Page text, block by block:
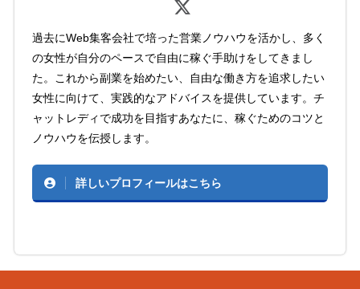
過去にWeb集客会社で培った営業ノウハウを活かし、多く
の女性が自分のペースで自由に稼ぐ手助けをしてきまし
た。これから副業を始めたい、自由な働き方を追求したい
女性に向けて、実践的なアドバイスを提供しています。チ
ャットレディで成功を目指すあなたに、稼ぐためのコツと
ノウハウを伝授します。
詳しいプロフィールはこちら